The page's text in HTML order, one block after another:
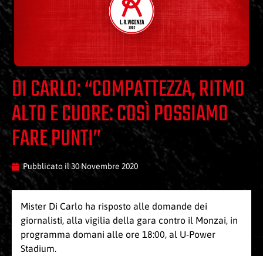
DI CARLO: “COMPATTEZZA, RITMO
ALTO E CUORE: COSÌ POSSIAMO
FARE PUNTI”
Pubblicato il30 Novembre 2020
Mister Di Carlo ha risposto alle domande dei
giornalisti, alla vigilia della gara contro il Monzai, in
programma domani alle ore 18:00, al U-Power
Stadium.